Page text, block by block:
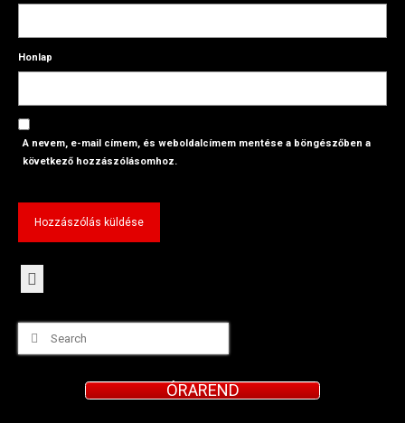
Honlap
A nevem, e-mail címem, és weboldalcímem mentése a böngészőben a
következő hozzászólásomhoz.
Search
ÓRAREND